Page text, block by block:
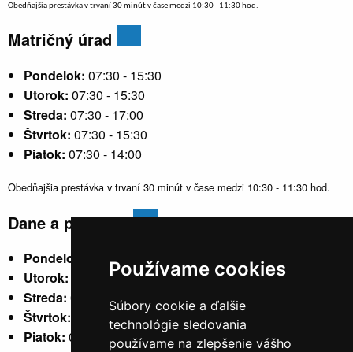
Používame cookies
Súbory cookie a ďalšie
technológie sledovania
používame na zlepšenie vášho
Obedňajšia prestávka v trvaní 30 minút v čase medzi 10:30 - 11:30 hod.
Matričný úrad
Pondelok: 07:30 - 15:30
Utorok: 07:30 - 15:30
Streda: 07:30 - 17:00
Štvrtok: 07:30 - 15:30
Piatok: 07:30 - 14:00
Obedňajšia prestávka v trvaní 30 minút v čase medzi 10:30 - 11:30 hod.
Dane a poplatky
Pondelok:
07:30 - 15:30
Utorok:
nestránkový
Streda: 07:30 - 17:00
Štvrtok:
nestránkový
Piatok: 07:30 - 14:00